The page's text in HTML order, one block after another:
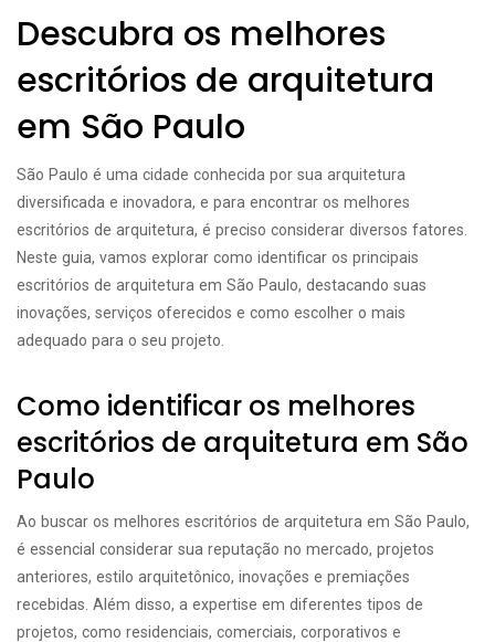
Descubra os melhores
escritórios de arquitetura
em São Paulo
São Paulo é uma cidade conhecida por sua arquitetura
diversificada e inovadora, e para encontrar os melhores
escritórios de arquitetura, é preciso considerar diversos fatores.
Neste guia, vamos explorar como identificar os principais
escritórios de arquitetura em São Paulo, destacando suas
inovações, serviços oferecidos e como escolher o mais
adequado para o seu projeto.
Como identificar os melhores
escritórios de arquitetura em São
Paulo
Ao buscar os melhores escritórios de arquitetura em São Paulo,
é essencial considerar sua reputação no mercado, projetos
anteriores, estilo arquitetônico, inovações e premiações
recebidas. Além disso, a expertise em diferentes tipos de
projetos, como residenciais, comerciais, corporativos e